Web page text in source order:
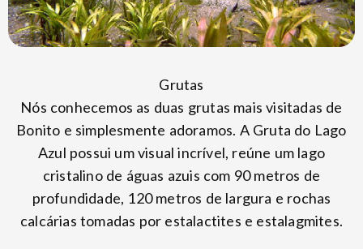
Grutas
Nós conhecemos as duas grutas mais visitadas de
Bonito e simplesmente adoramos. A Gruta do Lago
Azul possui um visual incrível, reúne um lago
cristalino de águas azuis com 90 metros de
profundidade, 120 metros de largura e rochas
calcárias tomadas por estalactites e estalagmites.